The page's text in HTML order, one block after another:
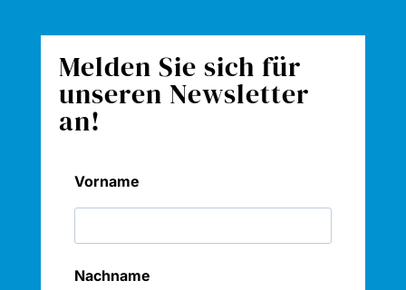
Melden Sie sich für
unseren Newsletter
an!
Vorname
Nachname